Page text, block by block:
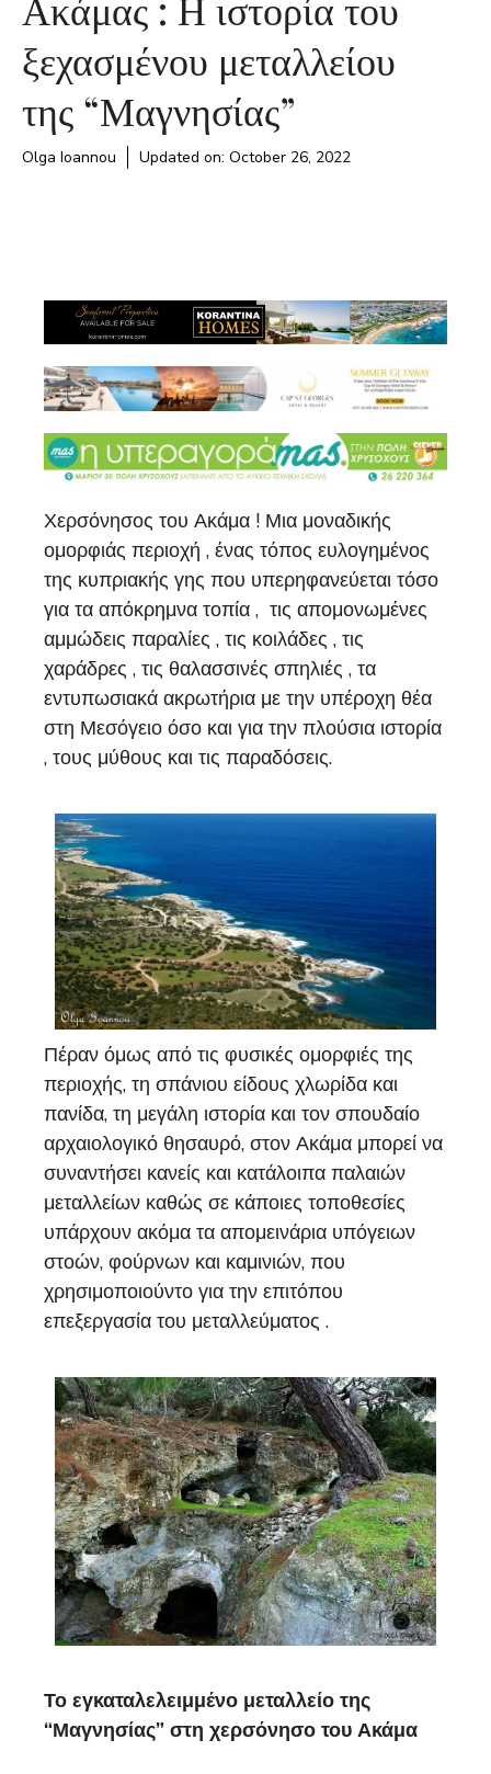
ξεχασμένου μεταλλείου
της “Μαγνησίας”
Olga Ioannou Updated on: October 26, 2022
Χερσόνησος του Ακάμα ! Μια μοναδικής
ομορφιάς περιοχή , ένας τόπος ευλογημένος
της κυπριακής γης που υπερηφανεύεται τόσο
για τα απόκρημνα τοπία , τις απομονωμένες
αμμώδεις παραλίες , τις κοιλάδες , τις
χαράδρες , τις θαλασσινές σπηλιές , τα
εντυπωσιακά ακρωτήρια με την υπέροχη θέα
στη Μεσόγειο όσο και για την πλούσια ιστορία
, τους μύθους και τις παραδόσεις.
Πέραν όμως από τις φυσικές ομορφιές της
περιοχής, τη σπάνιου είδους χλωρίδα και
πανίδα, τη μεγάλη ιστορία και τον σπουδαίο
αρχαιολογικό θησαυρό, στον Ακάμα μπορεί να
συναντήσει κανείς και κατάλοιπα παλαιών
μεταλλείων καθώς σε κάποιες τοποθεσίες
υπάρχουν ακόμα τα απομεινάρια υπόγειων
στοών, φούρνων και καμινιών, που
χρησιμοποιούντο για την επιτόπου
επεξεργασία του μεταλλεύματος .
Το εγκαταλελειμμένο μεταλλείο της
“Μαγνησίας” στη χερσόνησο του Ακάμα